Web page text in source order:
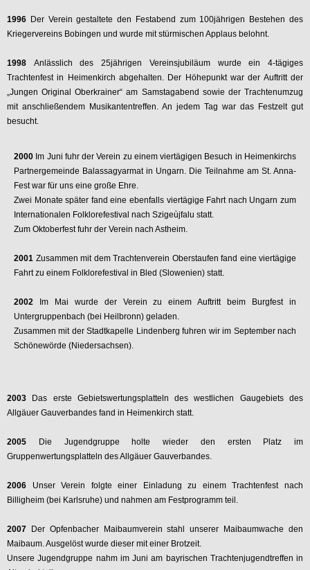
1996 Der Verein gestaltete den Festabend zum 100jährigen Bestehen des
Kriegervereins Bobingen und wurde mit stürmischen Applaus belohnt.
1998 Anlässlich des 25jährigen Vereinsjubiläum wurde ein 4-tägiges
Trachtenfest in Heimenkirch abgehalten. Der Höhepunkt war der Auftritt der
„Jungen Original Oberkrainer“ am Samstagabend sowie der Trachtenumzug
mit anschließendem Musikantentreffen. An jedem Tag war das Festzelt gut
besucht.
2000 Im Juni fuhr der Verein zu einem viertägigen Besuch in Heimenkirchs
Partnergemeinde Balassagyarmat in Ungarn. Die Teilnahme am St. Anna-
Fest war für uns eine große Ehre.
Zwei Monate später fand eine ebenfalls viertägige Fahrt nach Ungarn zum
Internationalen Folklorefestival nach Szigeùjfalu statt.
Zum Oktoberfest fuhr der Verein nach Astheim.
2001 Zusammen mit dem Trachtenverein Oberstaufen fand eine viertägige
Fahrt zu einem Folklorefestival in Bled (Slowenien) statt.
2002 Im Mai wurde der Verein zu einem Auftritt beim Burgfest in
Untergruppenbach (bei Heilbronn) geladen.
Zusammen mit der Stadtkapelle Lindenberg fuhren wir im September nach
Schönewörde (Niedersachsen).
2003 Das erste Gebietswertungsplatteln des westlichen Gaugebiets des
Allgäuer Gauverbandes fand in Heimenkirch statt.
2005 Die Jugendgruppe holte wieder den ersten Platz im
Gruppenwertungsplatteln des Allgäuer Gauverbandes.
2006
Unser Verein folgte einer Einladung zu einem Trachtenfest nach
Billigheim (bei Karlsruhe) und nahmen am Festprogramm teil.
2007 Der Opfenbacher Maibaumverein stahl unserer Maibaumwache den
Maibaum. Ausgelöst wurde dieser mit einer Brotzeit.
Unsere Jugendgruppe nahm im Juni am bayrischen Trachtenjugendtreffen in